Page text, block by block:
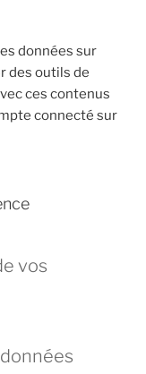
données sur
des outils de
ces contenus
connecté sur
vos